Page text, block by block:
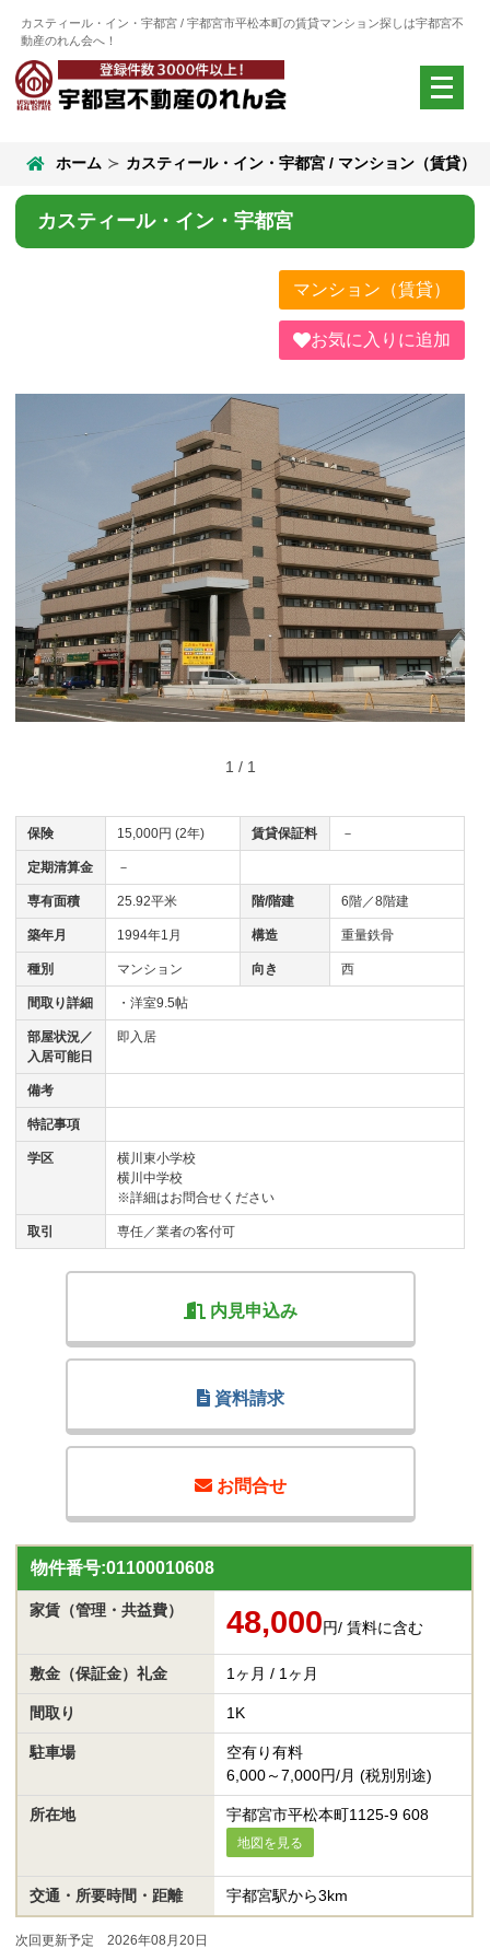
カスティール・イン・宇都宮 / 宇都宮市平松本町の賃貸マンション探しは宇都宮不
動産のれん会へ！
メ
ニ
を
開
ホーム カスティール・イン・宇都宮 / マンション（賃貸）
カスティール・イン・宇都宮
マンション（賃貸）
お気に入りに追加
1 / 1
保険 15,000円 (2年) 賃貸保証料 －
定期清算金 －
専有面積 25.92平米 階/階建 6階／8階建
築年月 1994年1月 構造 重量鉄骨
種別 マンション 向き 西
間取り詳細 ・洋室9.5帖
部屋状況／
入居可能日
即入居
備考
特記事項
学区
横川東小学校
横川中学校
※詳細はお問合せください
取引 専任／業者の客付可
内見申込み
資料請求
お問合せ
物件番号:01100010608
家賃 （管理・共益費） 48,000円/ 賃料に含む
敷金（保証金）礼金 1ヶ月 / 1ヶ月
間取り 1K
駐車場
空有り有料
6,000～7,000円/月 (税別別途)
所在地 宇都宮市平松本町1125-9 608
地図を見る
交通・所要時間・距離 宇都宮駅から3km
次回更新予定 2026年08月20日